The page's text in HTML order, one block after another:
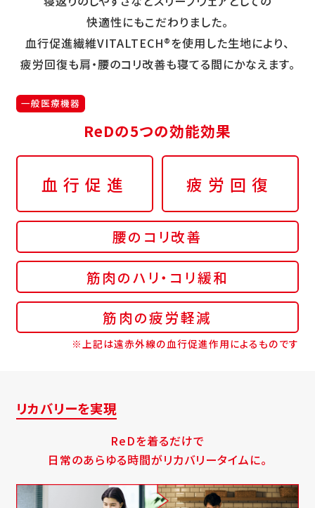
快適性にもこだわりました。
血行促進繊維VITALTECH®を使用した生地により、
疲労回復も肩・腰のコリ改善も寝てる間にかなえます。
一般医療機器
ReDの5つの効能効果
血行促進 疲労回復
腰のコリ改善
筋肉のハリ・コリ緩和
筋肉の疲労軽減
※上記は遠赤外線の血行促進作用によるものです
リカバリーを実現
ReDを着るだけで
日常のあらゆる時間がリカバリータイムに。